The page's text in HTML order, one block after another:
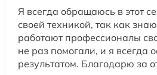
Я всегда обращаюсь в этот
своей техникой, так как
работают профессионалы
не раз помогали, и я всегда
результатом. Благодарю за